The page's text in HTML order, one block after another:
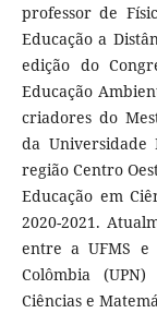
professor de
Educação a
edição do
Educação
criadores do
da Universidade
região Centro
Educação em
2020-2021.
entre a UFMS e
Colômbia
Ciências e